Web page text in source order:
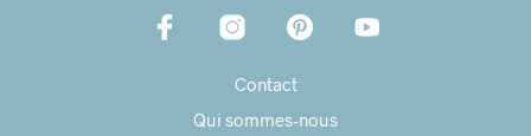
Contact
Qui sommes-nous